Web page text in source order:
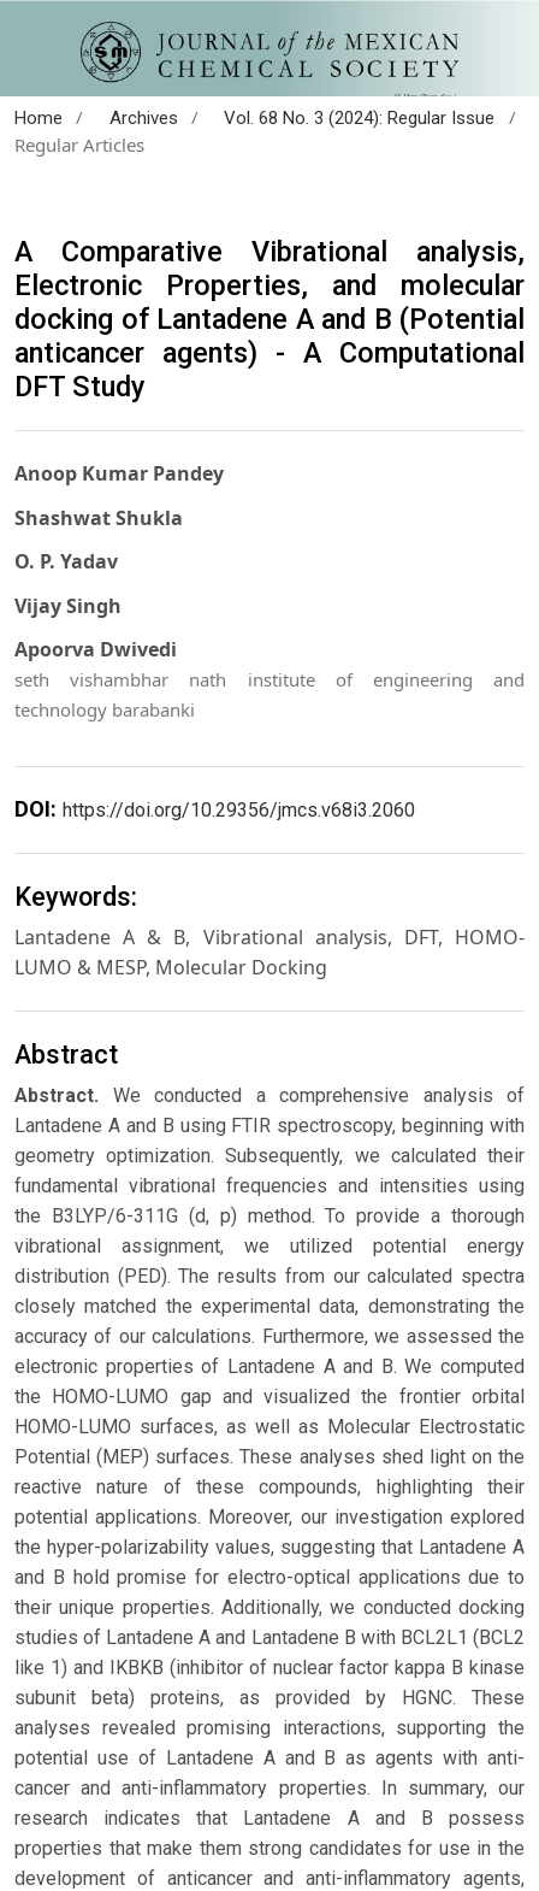
Home / Archives / Vol. 68 No. 3 (2024): Regular Issue
/
Regular Articles
A Comparative Vibrational analysis,
Electronic Properties, and molecular
docking of Lantadene A and B (Potential
anticancer agents) - A Computational
DFT Study
Anoop Kumar Pandey
Shashwat Shukla
O. P. Yadav
Vijay Singh
Apoorva Dwivedi
seth vishambhar nath institute of engineering and
technology barabanki
DOI: https://doi.org/10.29356/jmcs.v68i3.2060
Keywords:
Lantadene A & B, Vibrational analysis, DFT, HOMO-
LUMO & MESP, Molecular Docking
Abstract
Abstract. We conducted a comprehensive analysis of
Lantadene A and B using FTIR spectroscopy, beginning with
geometry optimization. Subsequently, we calculated their
fundamental vibrational frequencies and intensities using
the B3LYP/6-311G (d, p) method. To provide a thorough
vibrational assignment, we utilized potential energy
distribution (PED). The results from our calculated spectra
closely matched the experimental data, demonstrating the
accuracy of our calculations. Furthermore, we assessed the
electronic properties of Lantadene A and B. We computed
the HOMO-LUMO gap and visualized the frontier orbital
HOMO-LUMO surfaces, as well as Molecular Electrostatic
Potential (MEP) surfaces. These analyses shed light on the
reactive nature of these compounds, highlighting their
potential applications. Moreover, our investigation explored
the hyper-polarizability values, suggesting that Lantadene A
and B hold promise for electro-optical applications due to
their unique properties. Additionally, we conducted docking
studies of Lantadene A and Lantadene B with BCL2L1 (BCL2
like 1) and IKBKB (inhibitor of nuclear factor kappa B kinase
subunit beta) proteins, as provided by HGNC. These
analyses revealed promising interactions, supporting the
potential use of Lantadene A and B as agents with anti-
cancer and anti-inflammatory properties. In summary, our
research indicates that Lantadene A and B possess
properties that make them strong candidates for use in the
development of anticancer and anti-inflammatory agents,